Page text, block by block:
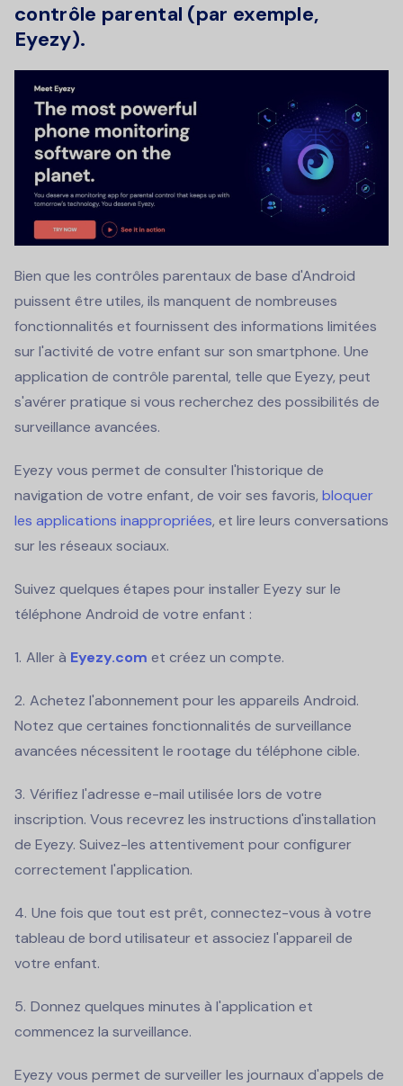
contrôle parental (par exemple,
Eyezy).
Bien que les contrôles parentaux de base d'Android
puissent être utiles, ils manquent de nombreuses
fonctionnalités et fournissent des informations limitées
sur l'activité de votre enfant sur son smartphone. Une
application de contrôle parental, telle que Eyezy, peut
s'avérer pratique si vous recherchez des possibilités de
surveillance avancées.
Eyezy vous permet de consulter l'historique de
navigation de votre enfant, de voir ses favoris, bloquer
les applications inappropriées, et lire leurs conversations
sur les réseaux sociaux.
Suivez quelques étapes pour installer Eyezy sur le
téléphone Android de votre enfant :
Aller à Eyezy.com et créez un compte.
Achetez l'abonnement pour les appareils Android.
Notez que certaines fonctionnalités de surveillance
avancées nécessitent le rootage du téléphone cible.
Vérifiez l'adresse e-mail utilisée lors de votre
inscription. Vous recevrez les instructions d'installation
de Eyezy. Suivez-les attentivement pour configurer
correctement l'application.
Une fois que tout est prêt, connectez-vous à votre
tableau de bord utilisateur et associez l'appareil de
votre enfant.
Donnez quelques minutes à l'application et
commencez la surveillance.
Eyezy vous permet de surveiller les journaux d'appels de